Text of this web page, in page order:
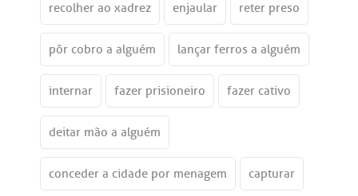
recolher ao xadrez enjaular reter preso
pôr cobro a alguém lançar ferros a alguém
internar fazer prisioneiro fazer cativo
deitar mão a alguém
conceder a cidade por menagem capturar